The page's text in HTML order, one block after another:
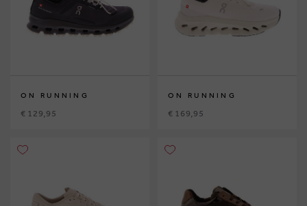
ON RUNNING
€ 129,95
ON RUNNING
€ 169,95